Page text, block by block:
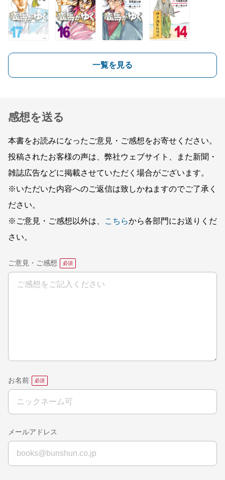
一覧を見る
感想を送る
本書をお読みになったご意見・ご感想をお寄せください。
投稿されたお客様の声は、弊社ウェブサイト、また新聞・
雑誌広告などに掲載させていただく場合がございます。
※いただいた内容へのご返信は致しかねますのでご了承く
ださい。
※ご意見・ご感想以外は、
こちらから各部門にお送りくだ
さい。
ご意見・ご感想
お名前
メールアドレス